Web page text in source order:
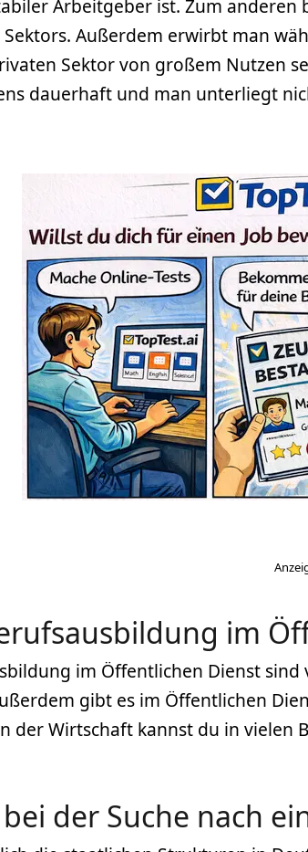
Arbeitgeber ist. Zum
Außerdem erwirbt man
Sektor von großem Nutzen
dauerhaft und man unterliegt
im
im Öffentlichen Dienst
gibt es im Öffentlichen
der Wirtschaft kannst du in
der Suche nach